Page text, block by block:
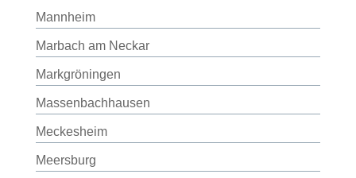
Mannheim
Marbach am Neckar
Markgröningen
Massenbachhausen
Meckesheim
Meersburg